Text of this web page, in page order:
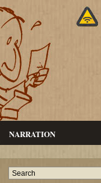
NARRATION